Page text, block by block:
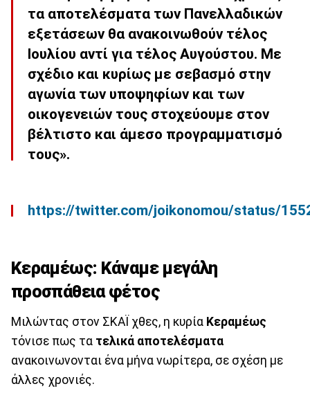
τα αποτελέσματα των Πανελλαδικών
εξετάσεων θα ανακοινωθούν τέλος
Ιουλίου αντί για τέλος Αυγούστου. Με
σχέδιο και κυρίως με σεβασμό στην
αγωνία των υποψηφίων και των
οικογενειών τους στοχεύουμε στον
βέλτιστο και άμεσο προγραμματισμό
τους».
https://twitter.com/joikonomou/status/
Κεραμέως: Κάναμε μεγάλη
προσπάθεια φέτος
Μιλώντας στον ΣΚΑΪ χθες, η κυρία Κεραμέως
τόνισε πως τα τελικά αποτελέσματα
ανακοινωνονται ένα μήνα νωρίτερα, σε σχέση με
άλλες χρονιές.